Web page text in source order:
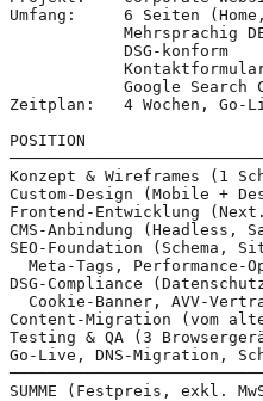
Umfang:     6 Seiten
Mehrsprachig
            DSG-konform
Google Search
Zeitplan:   4 Wochen, Go-
POSITION
Konzept & Wireframes
Custom-Design (Mobile
Frontend-Entwicklung
CMS-Anbindung
SEO-Foundation (Schema,
Meta-Tags, Performance-
DSG-Compliance
Cookie-Banner, AVV-
Content-Migration (vom
Testing & QA (3
Go-Live, DNS-
SUMME (Festpreis,